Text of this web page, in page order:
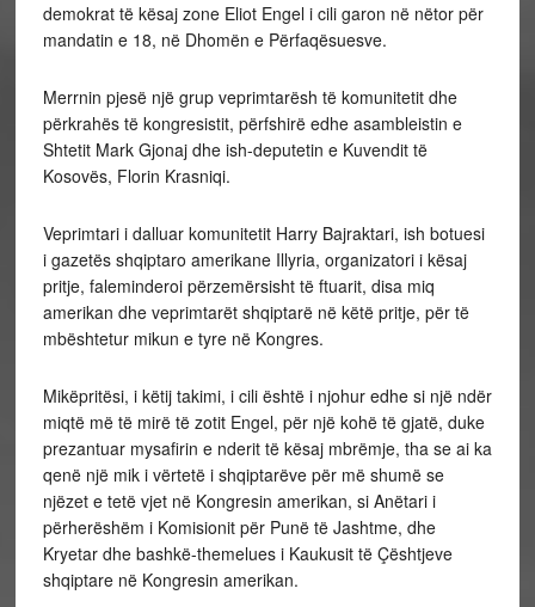
demokrat të kësaj zone Eliot Engel i cili garon në nëtor për
mandatin e 18, në Dhomën e Përfaqësuesve.
Merrnin pjesë një grup veprimtarësh të komunitetit dhe
përkrahës të kongresistit, përfshirë edhe asambleistin e
Shtetit Mark Gjonaj dhe ish-deputetin e Kuvendit të
Kosovës, Florin Krasniqi.
Veprimtari i dalluar komunitetit Harry Bajraktari, ish botuesi
i gazetës shqiptaro amerikane Illyria, organizatori i kësaj
pritje, faleminderoi përzemërsisht të ftuarit, disa miq
amerikan dhe veprimtarët shqiptarë në këtë pritje, për të
mbështetur mikun e tyre në Kongres.
Mikëpritësi, i këtij takimi, i cili është i njohur edhe si një ndër
miqtë më të mirë të zotit Engel, për një kohë të gjatë, duke
prezantuar mysafirin e nderit të kësaj mbrëmje, tha se ai ka
qenë një mik i vërtetë i shqiptarëve për më shumë se
njëzet e tetë vjet në Kongresin amerikan, si Anëtari i
përherëshëm i Komisionit për Punë të Jashtme, dhe
Kryetar dhe bashkë-themelues i Kaukusit të Çështjeve
shqiptare në Kongresin amerikan.